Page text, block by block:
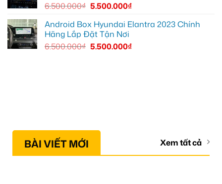
6.500.000₫ 5.500.000₫
Android Box Hyundai Elantra 2023 Chính
Hãng Lắp Đặt Tận Nơi
6.500.000₫ 5.500.000₫
BÀI VIẾT MỚI Xem tất cả